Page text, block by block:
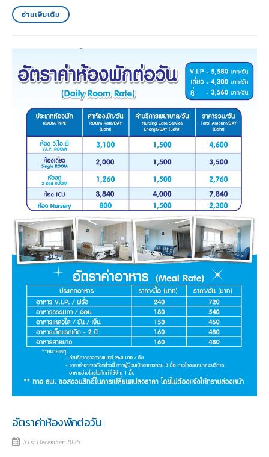
อ่านเพิ่มเติม
อัตราค่าห้องพักต่อวัน
31st December 2025